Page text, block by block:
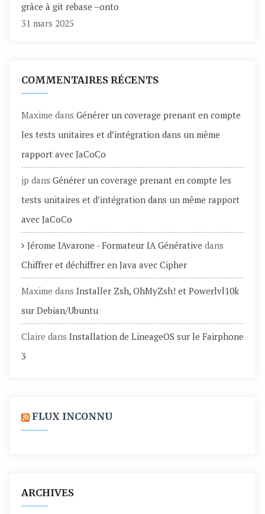
grâce à git rebase –onto
31 mars 2025
COMMENTAIRES RÉCENTS
Maxime dans Générer un coverage prenant en compte
les tests unitaires et d’intégration dans un même
rapport avec JaCoCo
jp dans Générer un coverage prenant en compte les
tests unitaires et d’intégration dans un même rapport
avec JaCoCo
Jérome IAvarone - Formateur IA Générative dans
Chiffrer et déchiffrer en Java avec Cipher
Maxime dans Installer Zsh, OhMyZsh! et Powerlvl10k
sur Debian/Ubuntu
Claire dans Installation de LineageOS sur le Fairphone
3
FLUX INCONNU
ARCHIVES